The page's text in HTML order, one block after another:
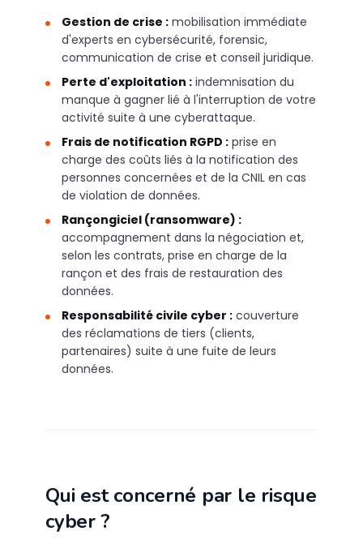
Gestion de crise : mobilisation immédiate
d'experts en cybersécurité, forensic,
communication de crise et conseil juridique.
Perte d'exploitation : indemnisation du
manque à gagner lié à l'interruption de votre
activité suite à une cyberattaque.
Frais de notification RGPD : prise en
charge des coûts liés à la notification des
personnes concernées et de la CNIL en cas
de violation de données.
Rançongiciel (ransomware) :
accompagnement dans la négociation et,
selon les contrats, prise en charge de la
rançon et des frais de restauration des
données.
Responsabilité civile cyber : couverture
des réclamations de tiers (clients,
partenaires) suite à une fuite de leurs
données.
Qui est concerné par le risque
cyber ?